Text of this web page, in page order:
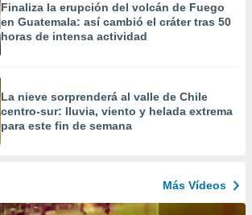
Finaliza la erupción del volcán de Fuego
en Guatemala: así cambió el cráter tras 50
horas de intensa actividad
La nieve sorprenderá al valle de Chile
centro-sur: lluvia, viento y helada extrema
para este fin de semana
Más Vídeos